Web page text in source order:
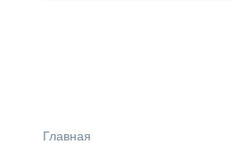
Главная